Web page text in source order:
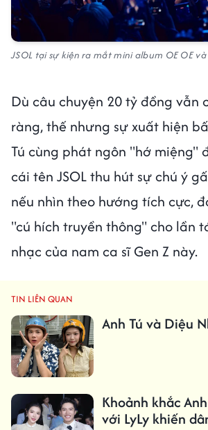
JSOL tại sự kiện ra mắt mini album OE OE và
Dù câu chuyện 20 tỷ đồng vẫn
ràng, thế nhưng sự xuất hiện
Tú cùng phát ngôn "hớ miệng"
cái tên JSOL thu hút sự chú ý
nếu nhìn theo hướng tích cực,
"cú hích truyền thông" cho lần
nhạc của nam ca sĩ Gen Z này.
TIN LIÊN QUAN
Anh Tú và Diệu
Khoảnh khắc
với LyLy khiến